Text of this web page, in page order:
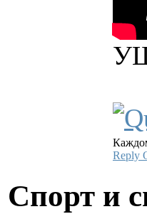
Reply
Спорт и